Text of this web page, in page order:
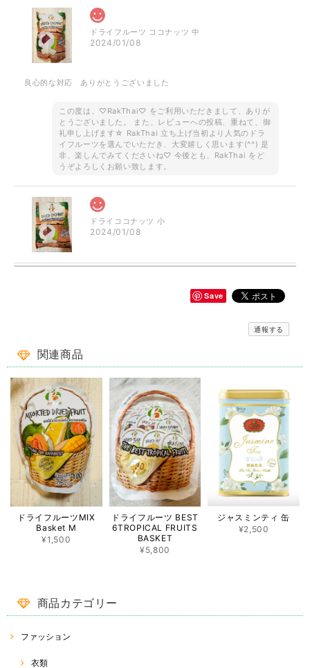
ドライフルーツ ココナッツ 中
2024/01/08
良心的な対応 ありがとうございました
この度は、♡RakThai♡ をご利用いただきまして、ありが
とうございました。 また、レビューへの投稿、重ねて、御
礼申し上げます☆ RakThai 立ち上げ当初より人気のドラ
イフルーツを選んでいただき、大変嬉しく思います(^^) 是
非、楽しんでみてくださいね♡ 今後とも、RakThai をど
うぞよろしくお願い致します。
ドライココナッツ 小
2024/01/08
ご予約品です！ ロータス 半袖シャツ ブラウン
一目惚れ✾で即買いしました。見たままのとっても素敵なでした✨とて
も敏速、丁寧な対応で、本当に良いお買い物出来ました。有難うござい
この度は ♡RakThai♡ をご利用いただき、ありがとうご
ざいました。また、レビューへの投稿、重ねてありがとう
ございます(^^) 一目惚れでご購入ということで、大変嬉し
く思います。 パッと目を惹く蓮模様♡ たくさん使ってい
ただけたら幸いです(o^^o) 今後とも、RakThaiをどうぞよ
ろしくお願い致します☆
ココナッツバックルスカート CB-1 ♡タイダイ模様♡
2022/08/14
この度は、ご購入ありがとうございました(^^) 重ねて、評
価、レビューコメントありがとうございます☆ 久しぶりに
けると幸いです( ^ω^ ) 今後とも、♡RakThai♡をよろしく
Save
通報する
関連商品
ドライフルーツMIX
Basket M
¥1,500
ドライフルーツ BEST
6TROPICAL FRUITS
BASKET
¥5,800
ジャスミンティ 缶
¥2,500
商品カテゴリー
ファッション
衣類